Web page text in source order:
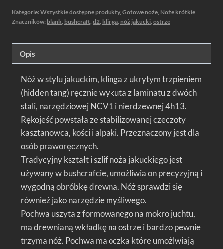
Kategorie:Wszystkie dostępne produkty, Gotowe noże, Noże krótkie
Znaczników: blank, bushcraft, d2, klinga, nóż jakucki, ostrze
Opis
Nóż w stylu jakuckim, klinga z ukrytym trzpieniem
(hidden tang) ręcznie wykuta z laminatu z dwóch
stali, narzędziowej NCV1 i nierdzewnej 4h13.
Rękojeść powstała ze stabilizowanej czeczoty
kasztanowca, kości i alpaki. Przeznaczony jest dla
osób praworęcznych.
Tradycyjny kształt i szlif noża jakuckiego jest
używany w bushcrafcie, umożliwia on precyzyjną i
wygodną obróbkę drewna. Nóż sprawdzi się
również jako narzędzie myśliwego.
Pochwa uszyta z formowanego na mokro juchtu,
ma drewnianą wkładkę na ostrze i bardzo pewnie
trzyma nóż. Pochwa ma oczka które umożlwiają